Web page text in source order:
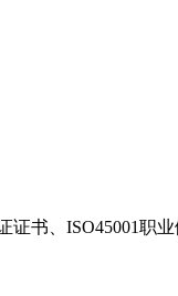
书、ISO45001职